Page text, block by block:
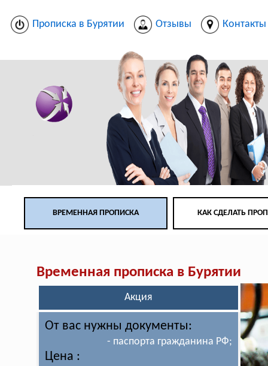
Прописка в Бурятии Отзывы Контакты
ВРЕМЕННАЯ ПРОПИСКА КАК СДЕЛАТЬ
Временная прописка в Бурятии
Акция
От вас нужны документы:
- паспорта гражданина РФ;
Цена :